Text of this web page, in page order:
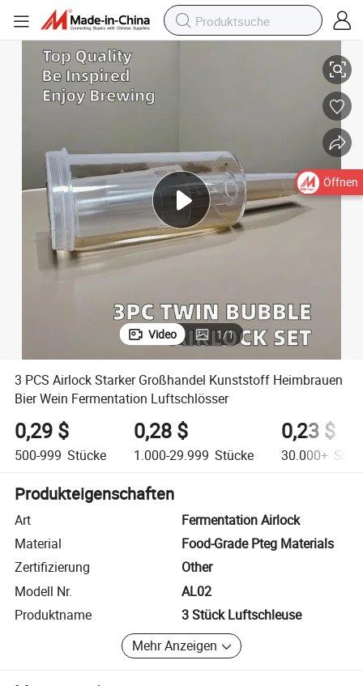
Luftschlösser
3 PCS Airlock Starker Großhandel Kunststoff Heimbrauen Bier Wein
Video 1/1
3 PCS Airlock Starker Großhandel Kunststoff Heimbrauen
Bier Wein Fermentation Luftschlösser
0,29 $
500-999 Stücke
0,28 $
1.000-29.999 Stücke
0,23 $
30.000+
Produkteigenschaften
Art
Fermentation Airlock
Material
Food-Grade Pteg Materials
Zertifizierung
Other
Modell Nr.
AL02
Produktname
3 Stück Luftschleuse
Mehr Anzeigen
Öffnen